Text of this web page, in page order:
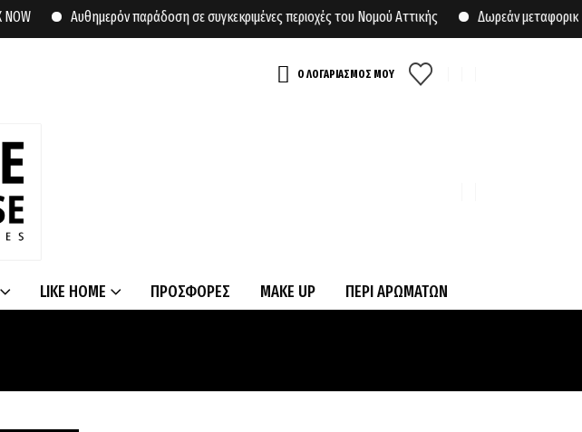
Αυθημερόν παράδοση σε συγκεκριμένες περιοχές του Νομού Αττικής Δωρεάν μεταφορικά
Ο ΛΟΓΑΡΙΑΣΜΟΣ ΜΟΥ
LIKE HOME ΠΡΟΣΦΟΡΕΣ MAKE UP ΠΕΡΙ ΑΡΩΜΑΤΩΝ